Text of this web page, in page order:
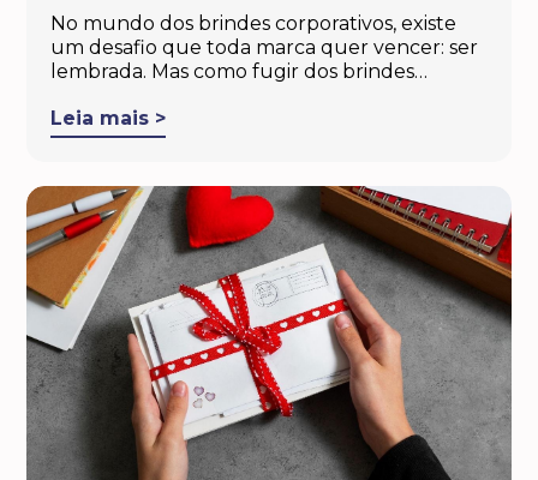
No mundo dos brindes corporativos, existe
um desafio que toda marca quer vencer: ser
lembrada. Mas como fugir dos brindes…
Leia mais >